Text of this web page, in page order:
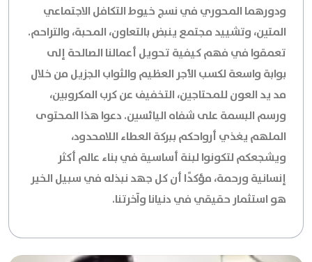
ودورهما المحوري في نسج خيوط التكافل الاجتماعي
المتين، وتشييد مجتمع ينبض بالتعاون، المحبة، والتراحم.
تعمقوا في فهم كيفية تحويل أعمالنا الصالحة إلى
بوابة واسعة لكسب الأجر العظيم والثواب الجزيل من خلال
مد يد العون للمحتاجين، التخفيف عن كرب المكروبين،
ورسم البسمة على شفاه اليائسين. دعوا هذا المحتوى
الملهم يغذي أرواحكم ببركة العطاء اللامحدود،
ويشجعكم لتكونوا لبنة أساسية في بناء عالم أكثر
إنسانية ورحمة، مؤكدًا أن كل جهد نبذله في سبيل الخير
هو استثمار حقيقي في دنيانا وآخرتنا.